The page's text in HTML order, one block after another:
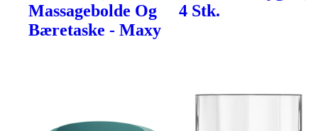
Massagebolde Og
Bæretaske - Maxy
4 Stk.